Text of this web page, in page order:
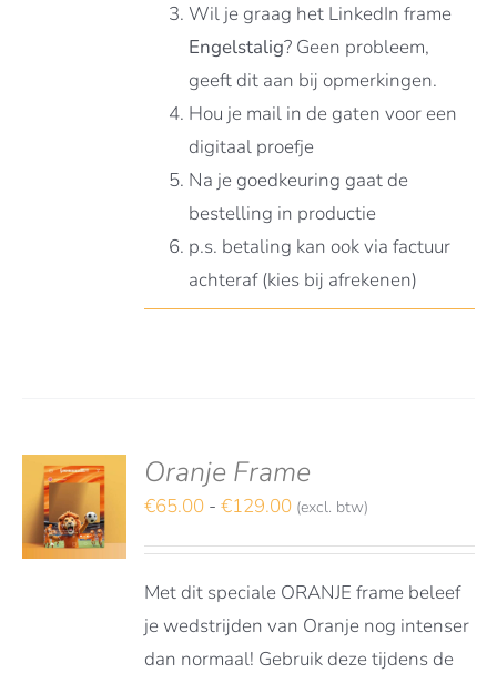
Wil je graag het LinkedIn frame
Engelstalig? Geen probleem,
geeft dit aan bij opmerkingen.
Hou je mail in de gaten voor een
digitaal proefje
Na je goedkeuring gaat de
bestelling in productie
p.s. betaling kan ook via factuur
achteraf (kies bij afrekenen)
Oranje Frame
€65.00 - €129.00Prijsklasse:
€129.00
(excl. btw)
Met dit speciale ORANJE frame beleef
je wedstrijden van Oranje nog intenser
dan normaal! Gebruik deze tijdens de